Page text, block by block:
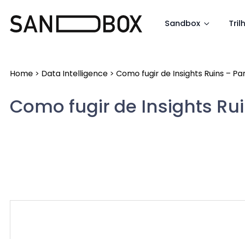
Sandbox
for:
Home > Data Intelligence > Como fugir de Insights Ruins –
Como fugir de Insights